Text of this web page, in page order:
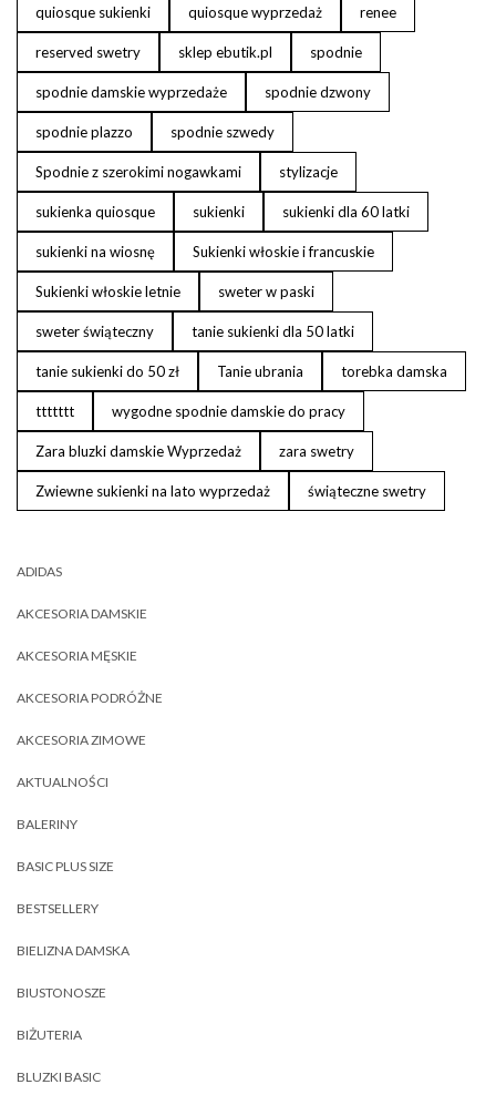
quiosque sukienki quiosque wyprzedaż renee
reserved swetry sklep ebutik.pl spodnie
spodnie damskie wyprzedaże spodnie dzwony
spodnie plazzo spodnie szwedy
Spodnie z szerokimi nogawkami stylizacje
sukienka quiosque sukienki sukienki dla 60 latki
sukienki na wiosnę Sukienki włoskie i francuskie
Sukienki włoskie letnie sweter w paski
sweter świąteczny tanie sukienki dla 50 latki
tanie sukienki do 50 zł Tanie ubrania torebka damska
ttttttt wygodne spodnie damskie do pracy
Zara bluzki damskie Wyprzedaż zara swetry
Zwiewne sukienki na lato wyprzedaż świąteczne swetry
ADIDAS
AKCESORIA DAMSKIE
AKCESORIA MĘSKIE
AKCESORIA PODRÓŻNE
AKCESORIA ZIMOWE
AKTUALNOŚCI
BALERINY
BASIC PLUS SIZE
BESTSELLERY
BIELIZNA DAMSKA
BIUSTONOSZE
BIŻUTERIA
BLUZKI BASIC